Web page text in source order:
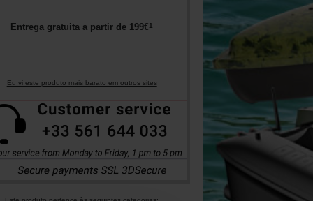
Entrega gratuita a partir de 199€1
Eu vi este produto mais barato em outros sites